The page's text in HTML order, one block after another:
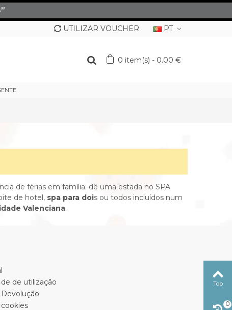
PT
UTILIZAR VOUCHER
0 item(s) - 0.00 €
de férias em família: dê uma estada no SPA
de hotel, spa para dois ou todos incluídos num
Valenciana.
de utilização
Top
0